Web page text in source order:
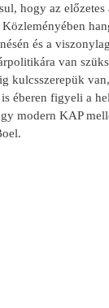
hogy az
és a
van
kulcsszerepük
éberen figyeli a
modern KAP